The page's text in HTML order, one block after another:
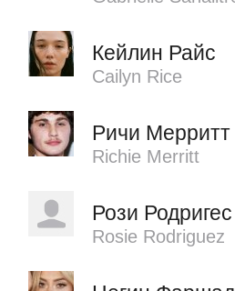
Кейлин Райс
Cailyn Rice
Ричи Мерритт
Richie Merritt
Рози Родригес
Rosie Rodriguez